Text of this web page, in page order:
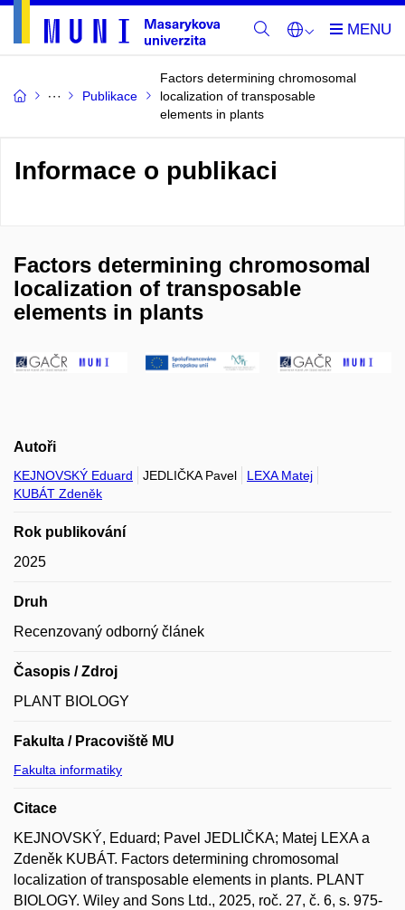
Publikace
Factors determining chromosomal
localization of transposable
elements in plants
Informace o publikaci
Factors determining chromosomal
localization of transposable
elements in plants
Autoři
KEJNOVSKÝ Eduard JEDLIČKA Pavel
LEXA Matej
KUBÁT Zdeněk
Rok publikování
2025
Druh
Recenzovaný odborný článek
Časopis / Zdroj
PLANT BIOLOGY
Fakulta / Pracoviště MU
Fakulta informatiky
Citace
KEJNOVSKÝ, Eduard; Pavel JEDLIČKA; Matej LEXA a
Zdeněk KUBÁT. Factors determining chromosomal
localization of transposable elements in plants. PLANT
BIOLOGY. Wiley and Sons Ltd., 2025, roč. 27, č. 6, s. 975-